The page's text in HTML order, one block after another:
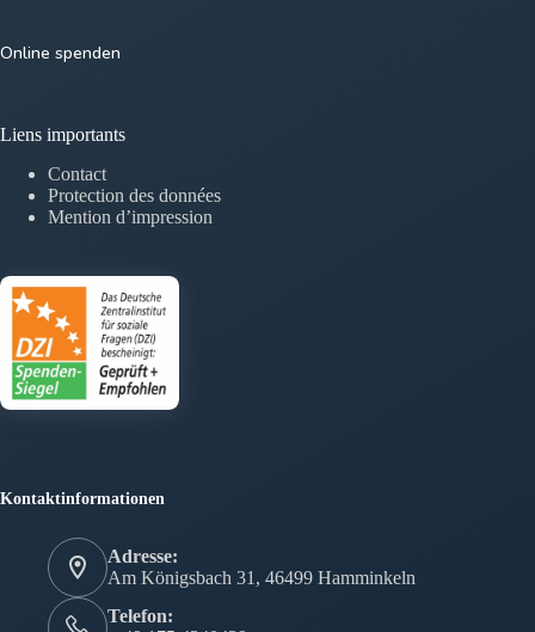
Online spenden
Liens importants
Contact
Protection des données
Mention d’impression
Kontaktinformationen
Adresse:
Am Königsbach 31, 46499 Hamminkeln
Telefon: